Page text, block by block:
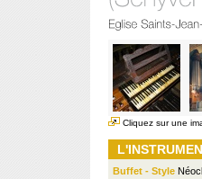
Cliquez sur une
Buffet - Style